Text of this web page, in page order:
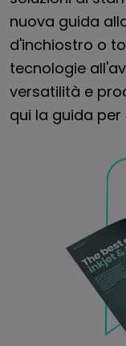
nuova guida
d'inchiostro o
tecnologie
versatilità e
qui la guida